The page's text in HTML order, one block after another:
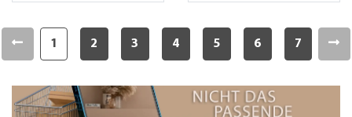
1 2 3 4 5 6 7